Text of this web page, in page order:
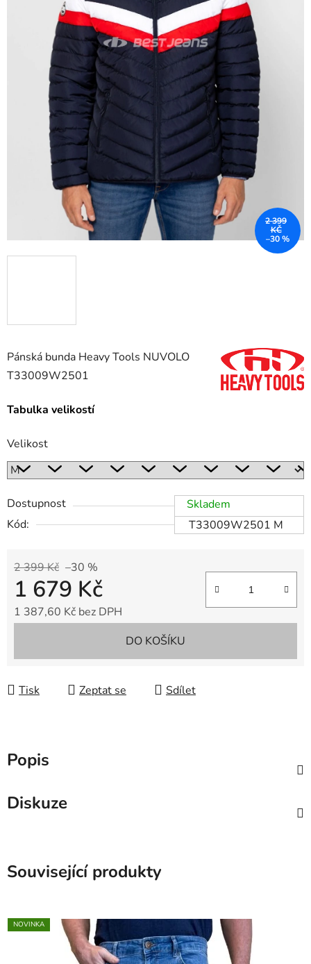
Pánská bunda Heavy Tools NUVOLO
T33009W2501
Tabulka velikostí
Velikost
Dostupnost
Skladem
Kód:
T33009W2501 M
2 399 Kč –30 %
1 679 Kč
1 387,60 Kč bez DPH
DO KOŠÍKU
Tisk Zeptat se Sdílet
2 399
KČ
–30 %
Popis
Diskuze
Související produkty
NOVINKA